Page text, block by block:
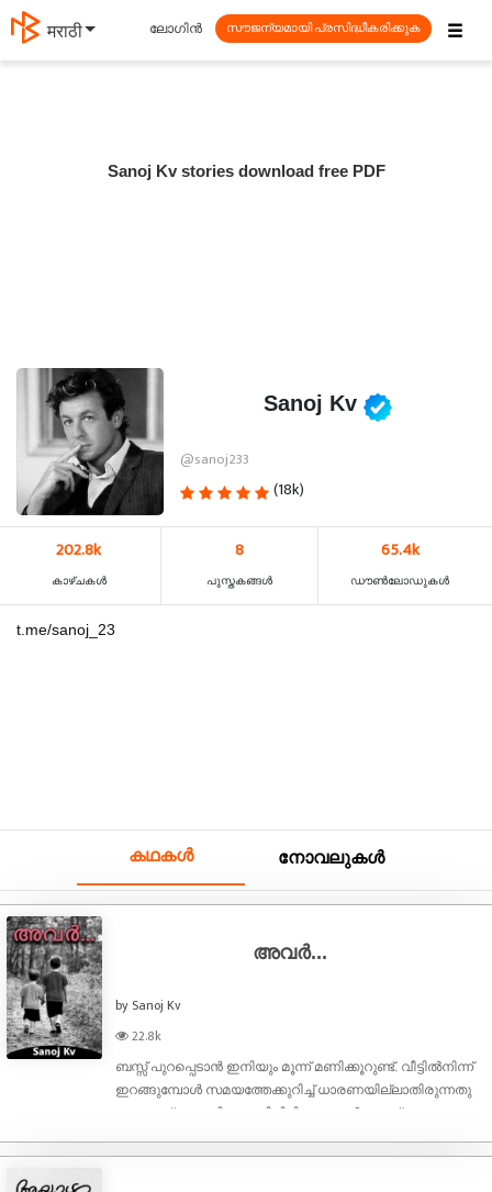
தமிழ் ☰
ലോഗിൻ സൗജന്യമായി പ്രസിദ്ധീകരിക്കുക
Sanoj Kv stories download free PDF
Sanoj Kv
@sanoj233
(18k)
202.8k
കാഴ്‌ചകൾ
8
പുസ്തകങ്ങൾ
65.4k
ഡൗൺലോഡുകൾ
t.me/sanoj_23
കഥകൾ നോവലുകൾ
അവർ...
by Sanoj Kv
22.8k
ബസ്സ്‌ പുറപ്പെടാൻ ഇനിയും മൂന്ന് മണിക്കൂറുണ്ട്. വീട്ടിൽനിന്ന്
ഇറങ്ങുമ്പോൾ സമയത്തേക്കുറിച്ച് ധാരണയില്ലാതിരുന്നതു
കൊണ്ടല്ല. അവിടെ തനിച്ചിരിക്കുമ്പോൾ മനസ്സ്
ശബ്ദകോലാഹലങ്ങൾക്കിടയിൽ അയാൾക്ക് തന്റെ മനസ്സിനെ